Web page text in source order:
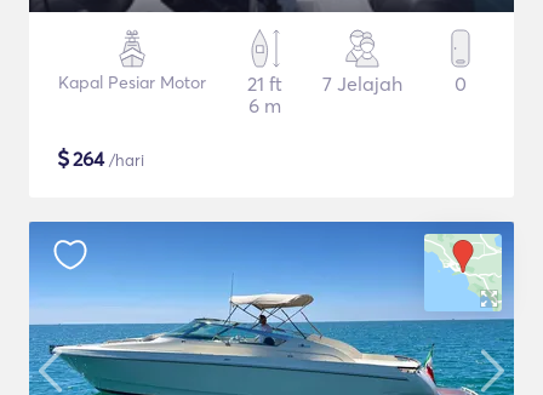
Kapal Pesiar Motor
21 ft
6 m
7 Jelajah 0
$264/hari